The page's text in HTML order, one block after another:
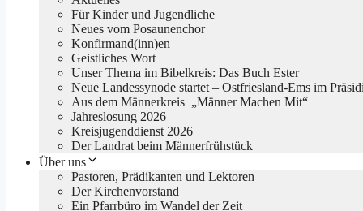
Für Kinder und Jugendliche
Neues vom Posaunenchor
Konfirmand(inn)en
Geistliches Wort
Unser Thema im Bibelkreis: Das Buch Ester
Neue Landessynode startet – Ostfriesland-Ems im
Aus dem Männerkreis „Männer Machen Mit“
Jahreslosung 2026
Kreisjugenddienst 2026
Der Landrat beim Männerfrühstück
Über uns
Pastoren, Prädikanten und Lektoren
Der Kirchenvorstand
Ein Pfarrbüro im Wandel der Zeit